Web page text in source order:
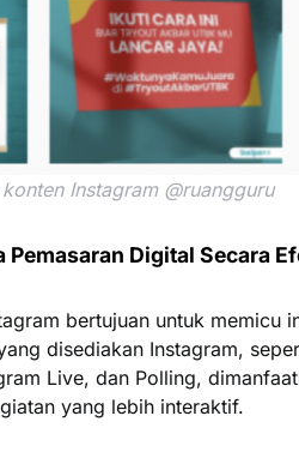
Instagram @ruangguru
Pemasaran Digital Secara
bertujuan untuk memicu
disediakan Instagram,
Live, dan Polling,
yang lebih interaktif.